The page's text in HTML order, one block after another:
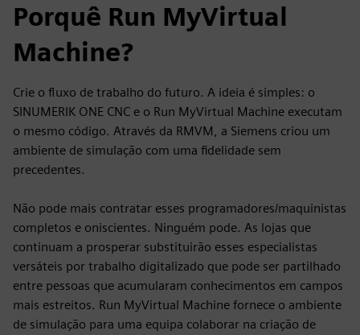
Porquê Run MyVirtual
Machine?
Crie o fluxo de trabalho do futuro. A ideia é simples: o
SINUMERIK ONE CNC e o Run MyVirtual Machine executam
o mesmo código. Através da RMVM, a Siemens criou um
ambiente de simulação com uma fidelidade sem
precedentes.
Não pode mais contratar esses programadores/maquinistas
completos e oniscientes. Ninguém pode. As lojas que
continuam a prosperar substituirão esses especialistas
versáteis por trabalho digitalizado que pode ser partilhado
entre pessoas que acumularam conhecimentos em campos
mais estreitos. Run MyVirtual Machine fornece o ambiente
de simulação para uma equipa colaborar na criação de